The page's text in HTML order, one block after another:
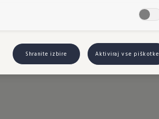
Shranite izbire Aktiviraj vse piškotke